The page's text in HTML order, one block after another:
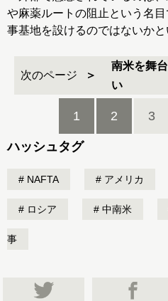
や麻薬ルートの阻止という名
事基地を設けるのではないかと
次のページ
南米を舞
い
1 2 3
ハッシュタグ
NAFTA アメリカ
ロシア 中南米
事